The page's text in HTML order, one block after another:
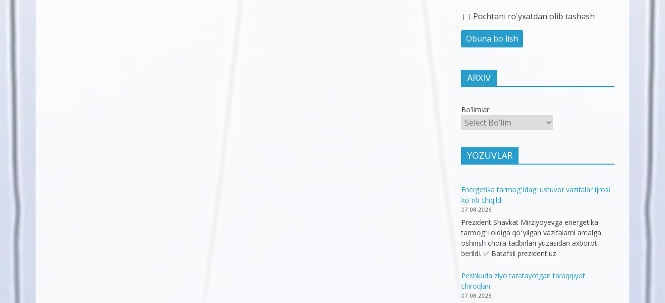
Pochtani ro'yxatdan olib tashash
ARXIV
Bo'limlar
YOZUVLAR
Energetika tarmogʻidagi ustuvor vazifalar ijrosi
koʻrib chiqildi
07.08.2026
Prezident Shavkat Mirziyoyevga energetika
tarmogʻi oldiga qoʻyilgan vazifalarni amalga
oshirish chora-tadbirlari yuzasidan axborot
berildi. ✅ Batafsil prezident.uz
Peshkuda ziyo taratayotgan taraqqiyot
chiroqlari
07.08.2026